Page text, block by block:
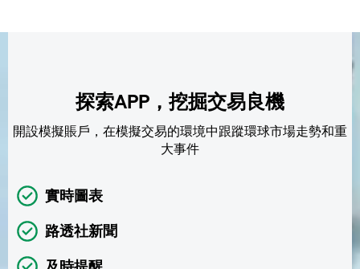
探索APP，挖掘交易良機
開設模擬賬戶，在模擬交易的環境中跟蹤環球市場走勢和重
大事件
實時圖表
路透社新聞
及時提醒